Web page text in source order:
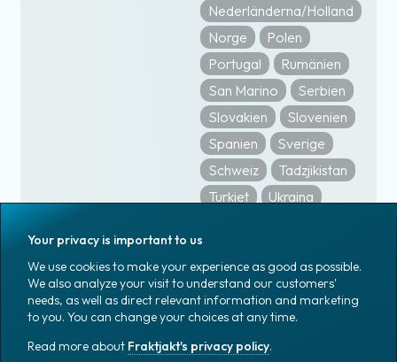
Nederländerna/Holland
Norge
Polen
Portugal
Rumänien
San Marino
Serbien
Slovakien
Slovenien
Spanien
Sverige
Schweiz
Tadzjikistan
Turkiet
Ukraina
Uzbekistan
Your privacy is important to us
We use cookies to make your experience as good as possible.
We also analyze your visit to understand our customers'
needs, as well as direct relevant information and marketing
to you. You can change your choices at any time.
Read more about Fraktjakt's privacy policy.